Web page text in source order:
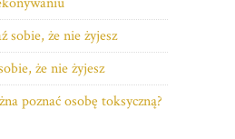
sobie, że nie żyjesz
że nie żyjesz
poznać osobę toksyczną?